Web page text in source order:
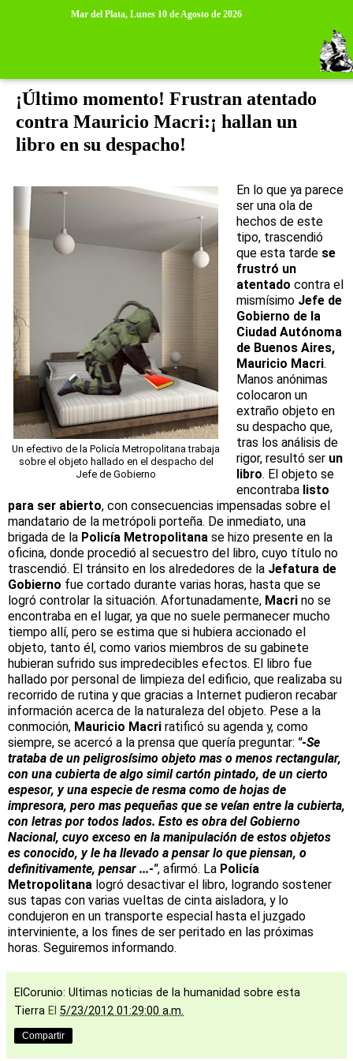
Mar del Plata, Lunes 10 de Agosto de 2026
¡Último momento! Frustran atentado
contra Mauricio Macri:¡ hallan un
libro en su despacho!
Un efectivo de la Policía Metropolitana trabaja
sobre el objeto hallado en el despacho del
Jefe de Gobierno
En lo que ya parece
ser una ola de
hechos de este
tipo, trascendió
que esta tarde se
frustró un
atentado contra el
mismísimo Jefe de
Gobierno de la
Ciudad Autónoma
de Buenos Aires,
Mauricio Macri.
Manos anónimas
colocaron un
extraño objeto en
su despacho que,
tras los análisis de
rigor, resultó ser un
libro. El objeto se
encontraba listo
para ser abierto, con consecuencias impensadas sobre el
mandatario de la metrópoli porteña. De inmediato, una
brigada de la Policía Metropolitana se hizo presente en la
oficina, donde procedió al secuestro del libro, cuyo título no
trascendió. El tránsito en los alrededores de la Jefatura de
Gobierno fue cortado durante varias horas, hasta que se
logró controlar la situación. Afortunadamente, Macri no se
encontraba en el lugar, ya que no suele permanecer mucho
tiempo allí, pero se estima que si hubiera accionado el
objeto, tanto él, como varios miembros de su gabinete
hubieran sufrido sus impredecibles efectos. El libro fue
hallado por personal de limpieza del edificio, que realizaba su
recorrido de rutina y que gracias a Internet pudieron recabar
información acerca de la naturaleza del objeto. Pese a la
conmoción, Mauricio Macri ratificó su agenda y, como
siempre, se acercó a la prensa que quería preguntar: "-Se
trataba de un peligrosísimo objeto mas o menos rectangular,
con una cubierta de algo simil cartón pintado, de un cierto
espesor, y una especie de resma como de hojas de
impresora, pero mas pequeñas que se veían entre la cubierta,
con letras por todos lados. Esto es obra del Gobierno
Nacional, cuyo exceso en la manipulación de estos objetos
es conocido, y le ha llevado a pensar lo que piensan, o
definitivamente, pensar ...-", afirmó. La Policía
Metropolitana logró desactivar el libro, logrando sostener
sus tapas con varias vueltas de cinta aisladora, y lo
condujeron en un transporte especial hasta el juzgado
interviniente, a los fines de ser peritado en las próximas
horas. Seguiremos informando.
ElCorunio: Ultimas noticias de la humanidad sobre esta
Tierra El 5/23/2012 01:29:00 a.m.
Compartir